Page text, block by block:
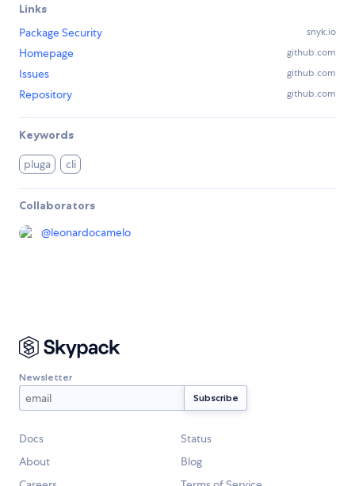
Links
Package Security
snyk.io
Homepage github.com
Issues github.com
Repository github.com
Keywords
pluga cli
Collaborators
@leonardocamelo
Newsletter
Docs
Status
About
Blog